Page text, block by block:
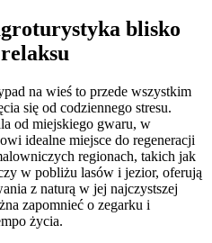
blisko
na wieś to przede wszystkim
się od codziennego stresu.
od miejskiego gwaru, w
idealne miejsce do regeneracji
regionach, takich jak
w pobliżu lasów i jezior, oferują
z naturą w jej najczystszej
zapomnieć o zegarku i
życia.